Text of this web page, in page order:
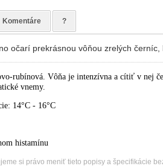
Komentáre ?
očarí prekrásnou vôňou zrelých černíc,
rubínová. Vôňa je intenzívna a cítiť v nej
vnemy.
14°C - 16°C
histamínu
si právo meniť tieto popisy a špecifikácie